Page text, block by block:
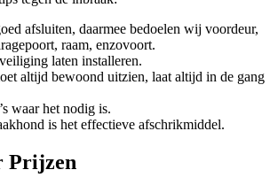
afsluiten, daarmee bedoelen wij voordeur,
raam, enzovoort.
laten installeren.
altijd bewoond uitzien, laat altijd in de gang
waar het nodig is.
is het effectieve afschrikmiddel.
Prijzen